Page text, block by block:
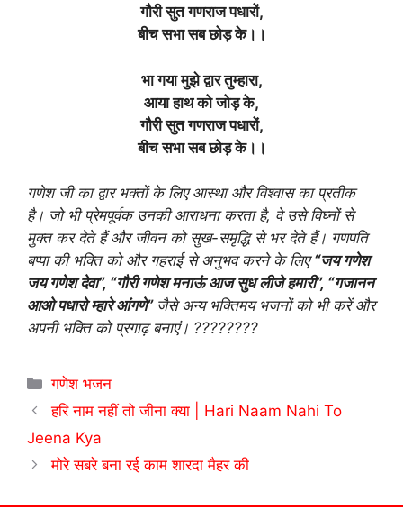
गौरी सुत गणराज पधारों,
बीच सभा सब छोड़ के।।
भा गया मुझे द्वार तुम्हारा,
आया हाथ को जोड़ के,
गौरी सुत गणराज पधारों,
बीच सभा सब छोड़ के।।
गणेश जी का द्वार भक्तों के लिए आस्था और विश्वास का प्रतीक
है। जो भी प्रेमपूर्वक उनकी आराधना करता है, वे उसे विघ्नों से
मुक्त कर देते हैं और जीवन को सुख-समृद्धि से भर देते हैं। गणपति
बप्पा की भक्ति को और गहराई से अनुभव करने के लिए“जय गणेश
जय गणेश देवा”, “गौरी गणेश मनाऊं आज सुध लीजे हमारी”, “गजानन
आओ पधारो म्हारे आंगणे” जैसे अन्य भक्तिमय भजनों को भी करें और
अपनी भक्ति को प्रगाढ़ बनाएं। ????????
Categories
गणेश भजन
हरि नाम नहीं तो जीना क्या | Hari Naam Nahi To
Jeena Kya
मोरे सबरे बना रई काम शारदा मैहर की